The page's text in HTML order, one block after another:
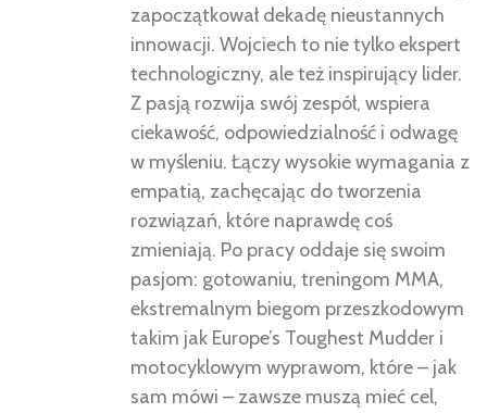
zapoczątkował dekadę nieustannych
innowacji. Wojciech to nie tylko ekspert
technologiczny, ale też inspirujący lider.
Z pasją rozwija swój zespół, wspiera
ciekawość, odpowiedzialność i odwagę
w myśleniu. Łączy wysokie wymagania z
empatią, zachęcając do tworzenia
rozwiązań, które naprawdę coś
zmieniają. Po pracy oddaje się swoim
pasjom: gotowaniu, treningom MMA,
ekstremalnym biegom przeszkodowym
takim jak Europe’s Toughest Mudder i
motocyklowym wyprawom, które – jak
sam mówi – zawsze muszą mieć cel,